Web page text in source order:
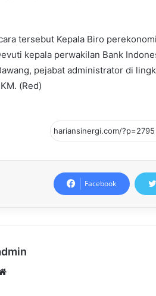
tersebut Kepala Biro
kepala perwakilan Bank
pejabat administrator di
(Red)
Facebook